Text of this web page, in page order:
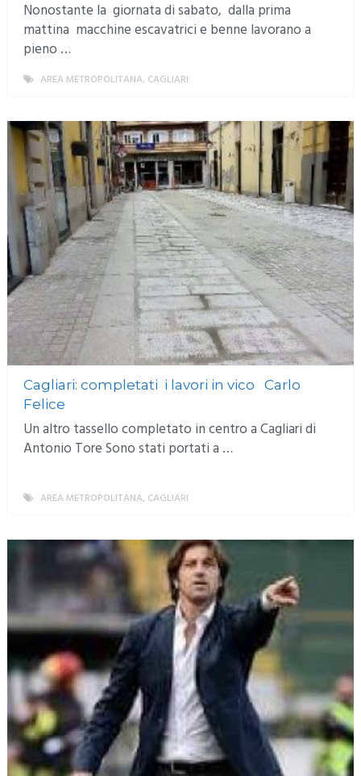
Nonostante la giornata di sabato, dalla prima
mattina macchine escavatrici e benne lavorano a
pieno …
AREA METROPOLITANA, CAGLIARI
Cagliari: completati i lavori in vico Carlo
Felice
Un altro tassello completato in centro a Cagliari di
Antonio Tore Sono stati portati a …
AREA METROPOLITANA, CAGLIARI